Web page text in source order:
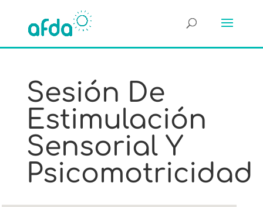
Sesión De
Estimulación
Sensorial Y
Psicomotricidad